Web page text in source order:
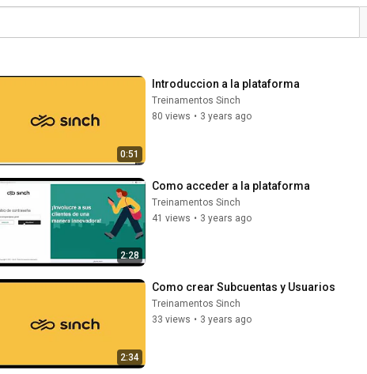
0:51
Introduccion a la plataforma
Treinamentos Sinch
80 views • 3 years ago
2:28
Como acceder a la plataforma
Treinamentos Sinch
41 views • 3 years ago
2:34
Como crear Subcuentas y Usuarios
Treinamentos Sinch
33 views • 3 years ago